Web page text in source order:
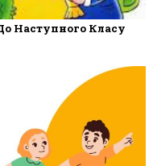
Наступного Класу